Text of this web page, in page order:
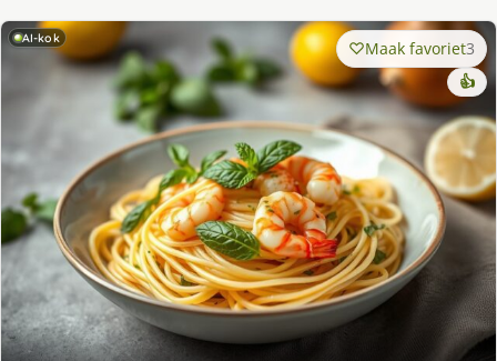
AI-kok Maak favoriet3
👍